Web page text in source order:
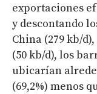
exportaciones
y descontando
China (279 kb/
(50 kb/d), los
ubicarían
(69,2%) menos